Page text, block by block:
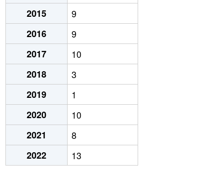
2015
9
2016
9
2017
10
2018
3
2019
1
2020
10
2021
8
2022
13